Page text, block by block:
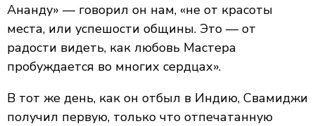
Ананду» — говорил он нам, «не от красоты
места, или успешости общины. Это — от
радости видеть, как любовь Мастера
пробуждается во многих сердцах».
В тот же день, как он отбыл в Индию, Свамиджи
получил первую, только что отпечатанную